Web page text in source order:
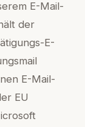
E-Mail-
der
E-
E-Mail-
EU